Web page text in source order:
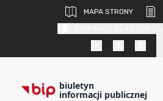
MAPA STRONY
biuletyn
informacji publicznej